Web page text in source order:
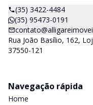
(35) 3422-4484
(35) 95473-0191
Rua João Basílio, 162,
37550-121
Navegação rápida
Home